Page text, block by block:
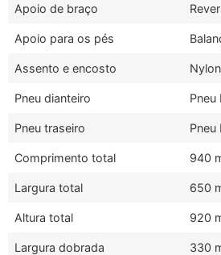
Apoio de braço
Apoio para os pés
Assento e encosto
Pneu dianteiro Pneu
Pneu traseiro Pneu
Comprimento total 940
Largura total 650
Altura total 920
Largura dobrada 330